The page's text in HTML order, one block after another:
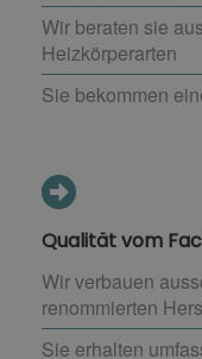
Wir beraten sie
Heizkörperarten
Sie bekommen
Qualität vom
Wir verbauen
renommierten
Sie erhalten